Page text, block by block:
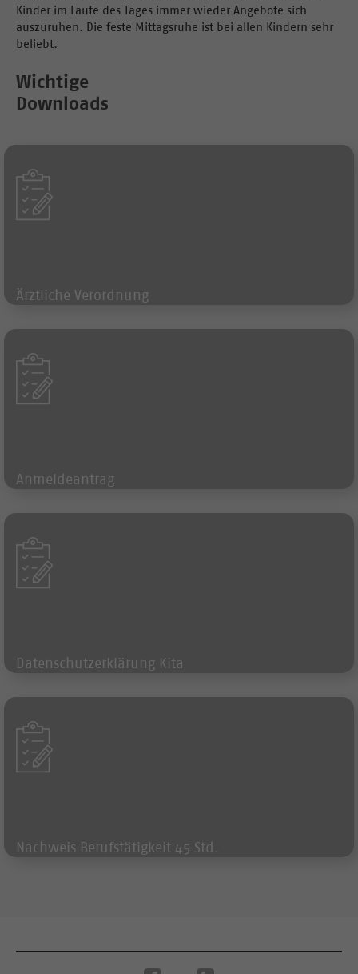
Kinder im Laufe des Tages immer wieder Angebote sich
auszuruhen. Die feste Mittagsruhe ist bei allen Kindern sehr
beliebt.
Wichtige
Downloads
Ärztliche Verordnung
Anmeldeantrag
Datenschutzerklärung Kita
Nachweis Berufstätigkeit 45 Std.